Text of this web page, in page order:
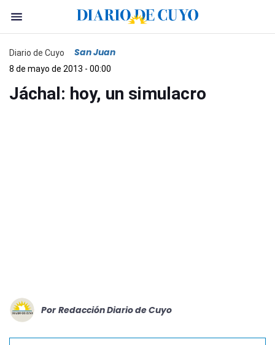
Diario de Cuyo San Juan
8 de mayo de 2013 - 00:00
Jáchal: hoy, un simulacro
Por Redacción Diario de Cuyo